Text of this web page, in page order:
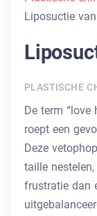
Liposuctie
PLASTISCHE
De term
roept een
Deze
taille
frustratie dan